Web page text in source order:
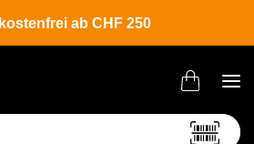
ab CHF 250